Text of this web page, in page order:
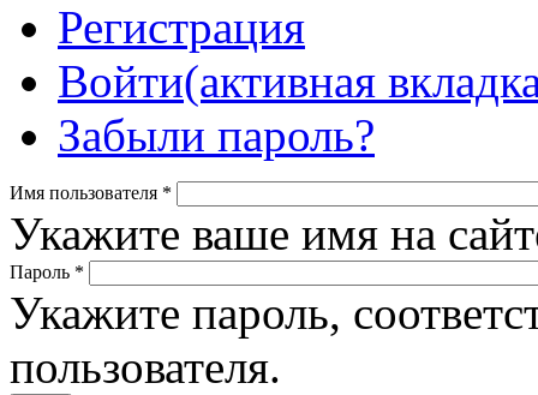
Регистрация
Войти(активная
Забыли пароль?
Имя пользователя *
Укажите ваше имя на
Пароль *
Укажите пароль,
пользователя.